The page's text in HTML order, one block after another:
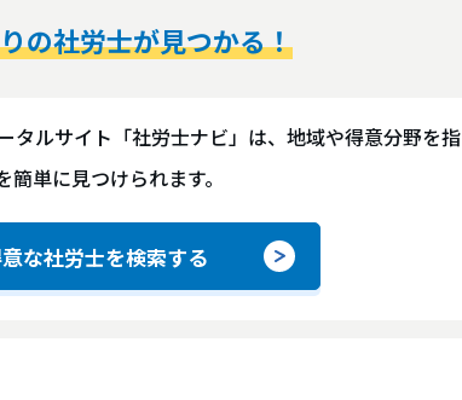
の社労士が見つかる！
タルサイト「社労士ナビ」は、地域や得意分野を指
単に見つけられます。
な社労士を検索する